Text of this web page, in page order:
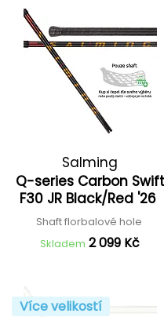
Salming
Q-series Carbon Swift
F30 JR Black/Red '26
Shaft florbalové hole
Skladem 2 099 Kč
Více velikostí